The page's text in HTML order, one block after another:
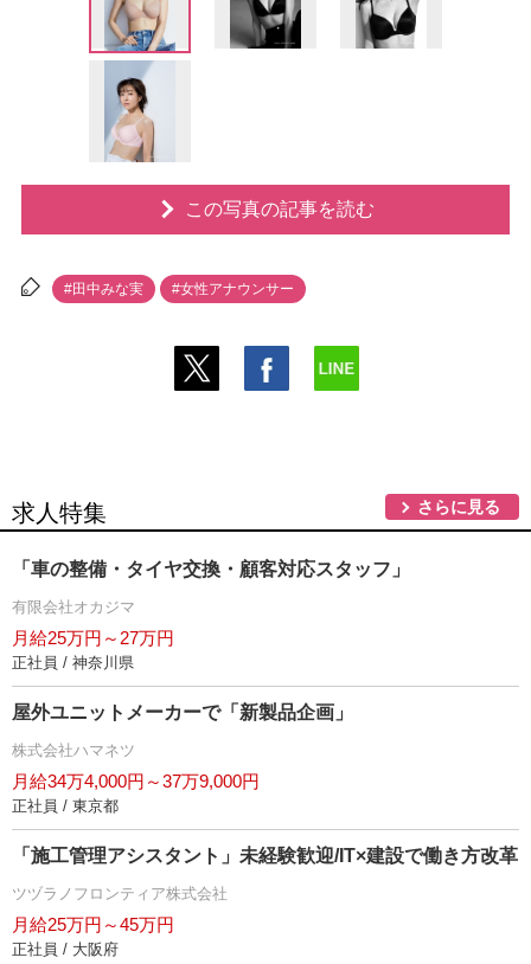
この写真の記事を読む
#田中みな実 #女性アナウンサー
求人特集 さらに見る
「車の整備・タイヤ交換・顧客対応スタッフ」
有限会社オカジマ
月給25万円～27万円
正社員 / 神奈川県
屋外ユニットメーカーで「新製品企画」
株式会社ハマネツ
月給34万4,000円～37万9,000円
正社員 / 東京都
「施工管理アシスタント」未経験歓迎/IT×建設で働き方改革
ツヅラノフロンティア株式会社
月給25万円～45万円
正社員 / 大阪府